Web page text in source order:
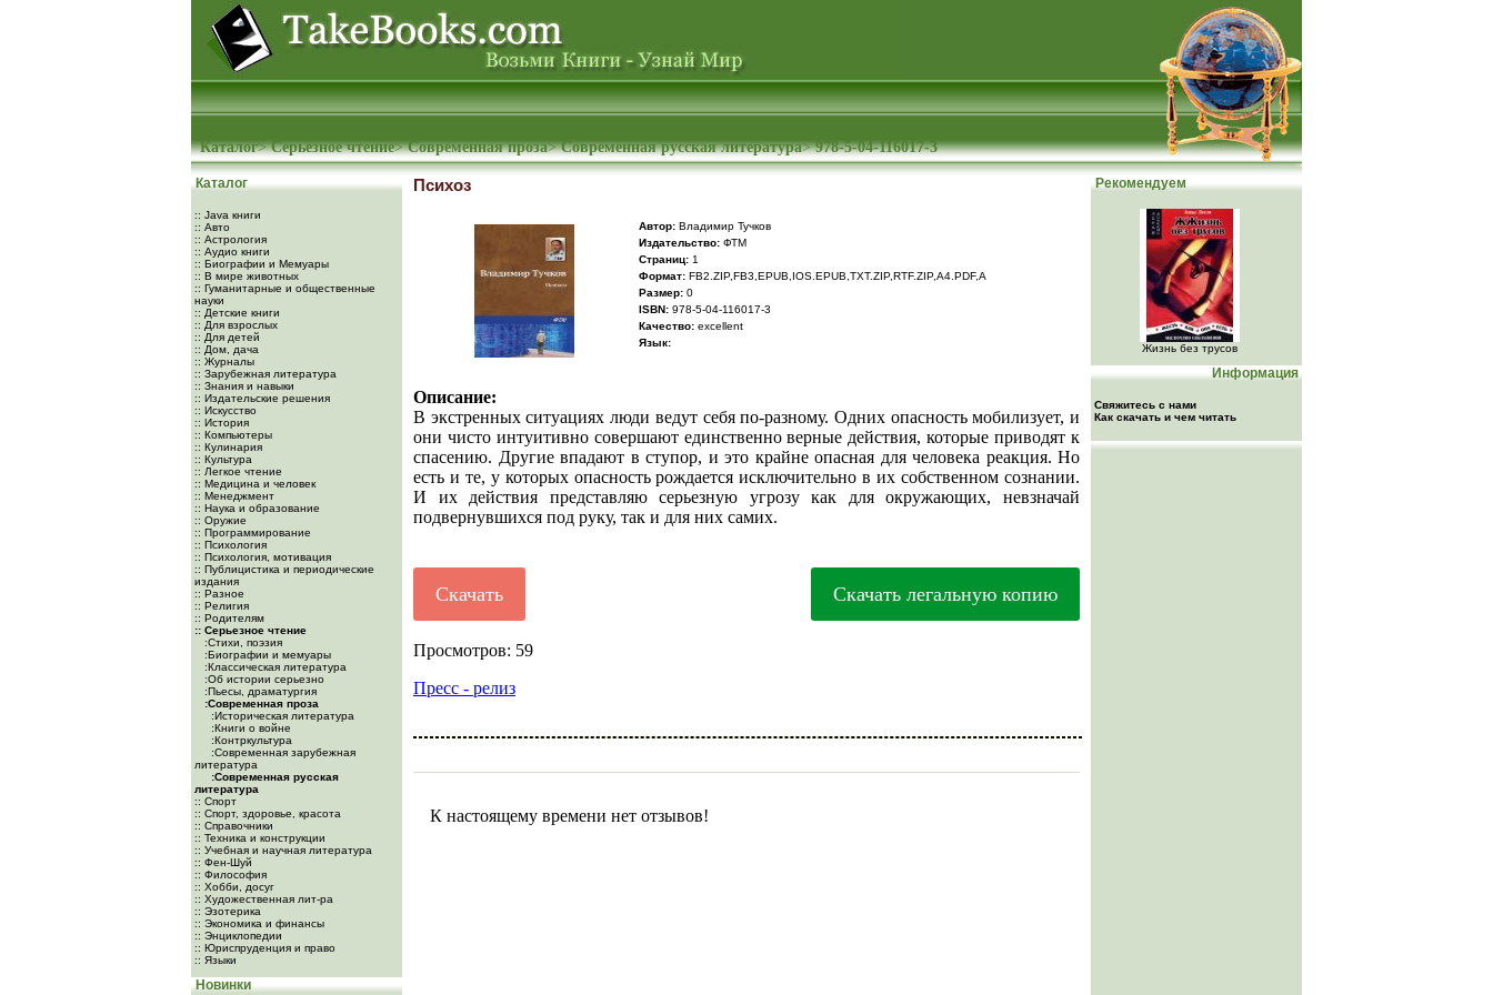
Каталог>Серьезное чтение>Современная проза>Современная русская литература>978-5-04-116017-3
Каталог
:: Java книги
:: Авто
:: Астрология
:: Аудио книги
:: Биографии и Мемуары
:: В мире животных
:: Гуманитарные и общественные
науки
:: Детские книги
:: Для взрослых
:: Для детей
:: Дом, дача
:: Журналы
:: Зарубежная литература
:: Знания и навыки
:: Издательские решения
:: Искусство
:: История
:: Компьютеры
:: Кулинария
:: Культура
:: Легкое чтение
:: Медицина и человек
:: Менеджмент
:: Наука и образование
:: Оружие
:: Программирование
:: Психология
:: Психология, мотивация
:: Публицистика и периодические
издания
:: Разное
:: Религия
:: Родителям
:: Серьезное чтение
:Cтихи, поэзия
:Биографии и мемуары
:Классическая литература
:Об истории серьезно
:Пьесы, драматургия
:Современная проза
:Историческая литература
:Книги о войне
:Контркультура
:Современная зарубежная
литература
:Современная русская
литература
:: Спорт
:: Спорт, здоровье, красота
:: Справочники
:: Техника и конструкции
:: Учебная и научная литература
:: Фен-Шуй
:: Философия
:: Хобби, досуг
:: Художественная лит-ра
:: Эзотерика
:: Экономика и финансы
:: Энциклопедии
:: Юриспруденция и право
:: Языки
Новинки
Психоз
Автор: Владимир Тучков
Издательство: ФТМ
Cтраниц: 1
Формат: FB2.ZIP,FB3,EPUB,IOS.EPUB,TXT.ZIP,RTF.ZIP,A4.PDF,A
Размер: 0
ISBN: 978-5-04-116017-3
Качество: excellent
Язык:
Описание:
В экстренных ситуациях люди ведут себя по-разному. Одних опасность мобилизует, и
они чисто интуитивно совершают единственно верные действия, которые приводят к
спасению. Другие впадают в ступор, и это крайне опасная для человека реакция. Но
есть и те, у которых опасность рождается исключительно в их собственном сознании.
И их действия представляю серьезную угрозу как для окружающих, невзначай
подвернувшихся под руку, так и для них самих.
Скачать Скачать легальную копию
Просмотров: 59
Пресс - релиз
К настоящему времени нет отзывов!
Рекомендуем
Жизнь без трусов
Информация
Свяжитесь с нами
Как скачать и чем читать